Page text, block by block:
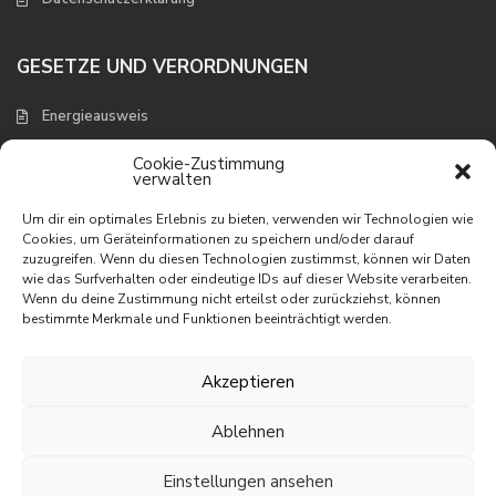
Cookie-Zustimmung
verwalten
Um dir ein optimales Erlebnis zu bieten, verwenden wir Technologien wie
Cookies, um Geräteinformationen zu speichern und/oder darauf
zuzugreifen. Wenn du diesen Technologien zustimmst, können wir Daten
wie das Surfverhalten oder eindeutige IDs auf dieser Website verarbeiten.
Wenn du deine Zustimmung nicht erteilst oder zurückziehst, können
bestimmte Merkmale und Funktionen beeinträchtigt werden.
Akzeptieren
Ablehnen
Einstellungen ansehen
GESETZE UND VERORDNUNGEN
Energieausweis
NEUESTE EIGENSCHAFTEN
Appartement mit wunderbarem
Meerbli...
195.000 €
465.000 €